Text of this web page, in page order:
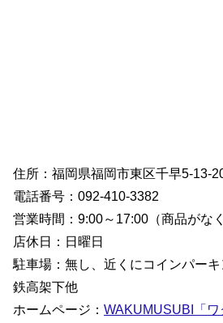
住所：福岡県福岡市東区千早5-13-
電話番号：092-410-3382
営業時間：9:00～17:00（商品がな
店休日：日曜日
駐車場：無し、近くにコインパー
鉄高架下他
ホームページ： WAKUMUSUBI「ワ